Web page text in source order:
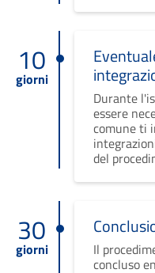
10
giorni
Durante
essere
comune ti
del
30
giorni Il
concluso